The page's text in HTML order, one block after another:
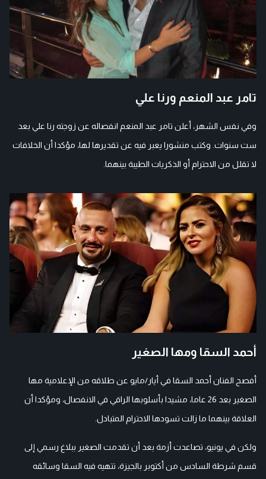
تامر عبد المنعم ورنا علي
وفي نفس الشهر، أعلن تامر عبد المنعم انفصاله عن زوجته رنا علي بعد
ست سنوات. وكتب منشورا يعبر فيه عن تقديرها لها، مؤكدا أن الخلافات
لا تقلل من الاحترام أو الذكريات الطيبة بينهما.
أحمد السقا ومها الصغير
أفصح الفنان أحمد السقا في أيار/مايو عن طلاقه من الإعلامية مها
الصغير بعد 26 عاما، مشيدا بأسلوبها الراقي في الانفصال، ومؤكدا أن
العلاقة بينهما ما زالت تسودها الاحترام المتبادل.
ولكن في يونيو، تصاعدت أزمة بعد أن تقدمت الصغير ببلاغ رسمي إلى
قسم شرطة السادس من أكتوبر بالجيزة، تتهيه فيه السقا وسائقه